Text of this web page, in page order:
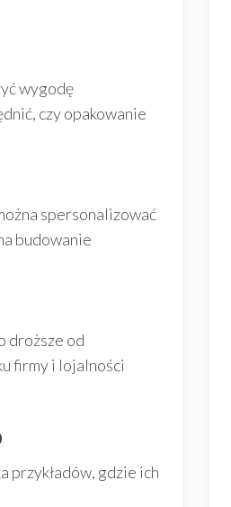
wygodę
czy opakowanie
spersonalizować
budowanie
droższe od
firmy i lojalności
przykładów, gdzie ich